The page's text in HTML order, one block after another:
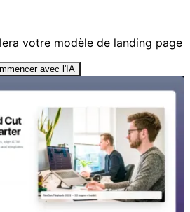
votre modèle de landing page
avec l'IA